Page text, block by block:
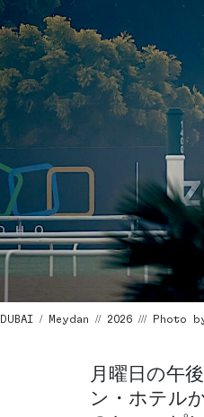
DUBAI / Meydan // 2026 /// Photo
月曜日の午
ン・ホテル